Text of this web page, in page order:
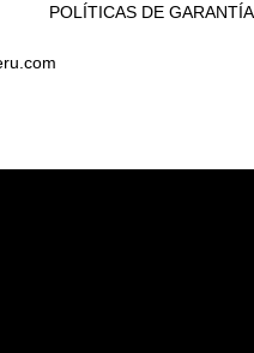
POLÍTICAS DE GARANTÍA